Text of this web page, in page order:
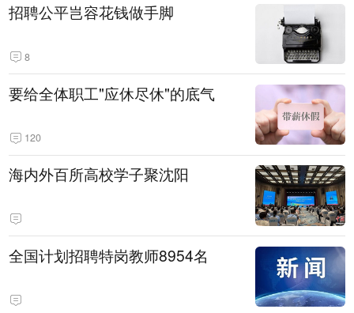
招聘公平岂容花钱做手脚
8
要给全体职工"应休尽休"的底气
120
海内外百所高校学子聚沈阳
全国计划招聘特岗教师8954名